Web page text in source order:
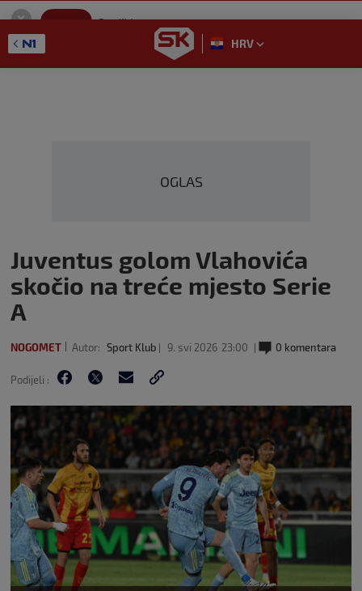
SportKlub
GET - On the Google Play
HRV
OGLAS
Juventus golom Vlahovića
skočio na treće mjesto Serie
A
NOGOMET Autor: Sport Klub 9. svi 2026 23:00 0 komentara
Podijeli :